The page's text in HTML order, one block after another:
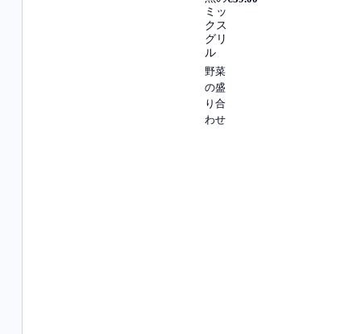
ミッ
クス
グリ
ル
野菜
の盛
り合
わせ